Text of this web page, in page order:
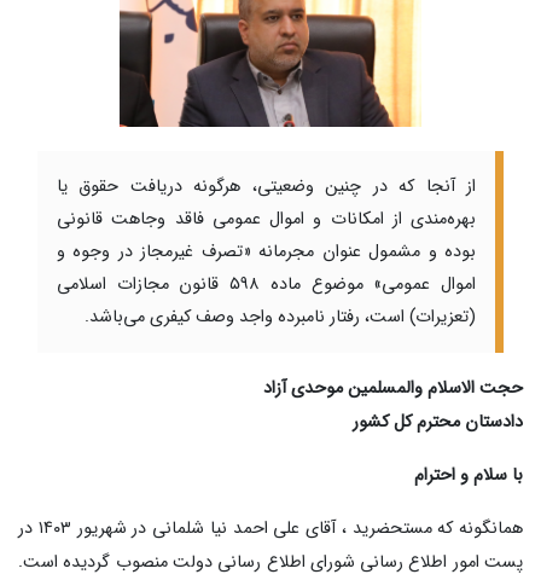
از آنجا که در چنین وضعیتی، هرگونه دریافت حقوق یا
بهره‌مندی از امکانات و اموال عمومی فاقد وجاهت قانونی
بوده و مشمول عنوان مجرمانه «تصرف غیرمجاز در وجوه و
اموال عمومی» موضوع ماده ۵۹۸ قانون مجازات اسلامی
(تعزیرات) است، رفتار نامبرده واجد وصف کیفری می‌باشد.
حجت الاسلام والمسلمین موحدی آزاد
دادستان محترم کل کشور
با سلام و احترام
همانگونه که مستحضرید ، آقای علی احمد نیا شلمانی در شهریور ۱۴۰۳ در
پست امور اطلاع رسانی شورای اطلاع رسانی دولت منصوب گردیده است.